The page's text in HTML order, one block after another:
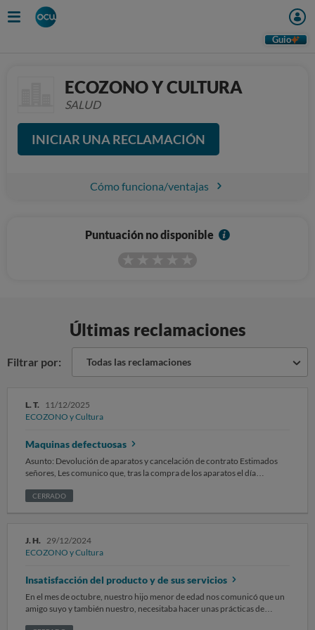
Guio
ECOZONO Y CULTURA
SALUD
INICIAR UNA RECLAMACIÓN
Cómo funciona/ventajas
Puntuación no disponible
I
Últimas reclamaciones
Filtrar por: Todas las reclamaciones
L. T. 11/12/2025
ECOZONO y Cultura
Maquinas defectuosas
Asunto: Devolución de aparatos y cancelación de contrato Estimados
señores, Les comunico que, tras la compra de los aparatos el día
que: Los aparatos no corresponden con el valor económico por el que
cancelación del contrato de compraventa. 3. La anulación del préstamo
vinculado y la devolución de las cantidades abonadas. Espero
CERRADO
J. H. 29/12/2024
ECOZONO y Cultura
Insatisfacción del producto y de sus servicios
En el mes de octubre, nuestro hijo menor de edad nos comunicó que un
amigo suyo y también nuestro, necesitaba hacer unas prácticas de